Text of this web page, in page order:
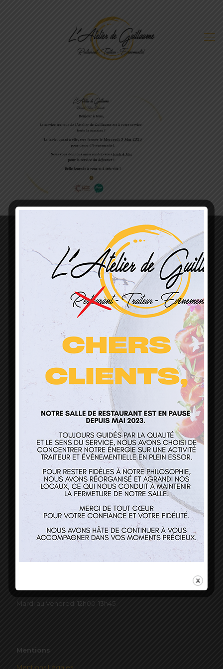
L’Atelier de Guillaume
1 Lieu Dit Sur Les Prés
68160 Sainte Marie Aux Mines
contact@atelierdeguillaume.fr
03 89 22 37 08
Nos services
Restaurant
Traiteur et événementiel
Contact
Mardi au Vendredi 12h00-13h45
Mentions
Mentions Légales